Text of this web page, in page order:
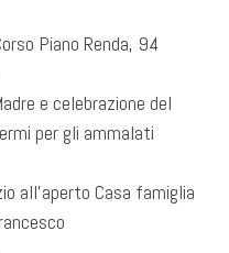
Piano Renda, 94
e celebrazione del
per gli ammalati
all’aperto Casa famiglia